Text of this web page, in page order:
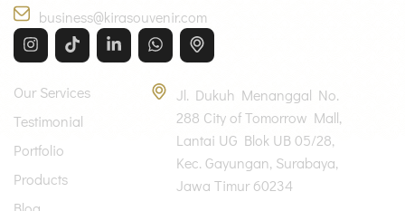
business@kirasouvenir.com
Our Services
Testimonial
Portfolio
Products
Jl. Dukuh Menanggal No.
288 City of Tomorrow Mall,
Lantai UG Blok UB 05/28,
Kec. Gayungan, Surabaya,
Jawa Timur 60234